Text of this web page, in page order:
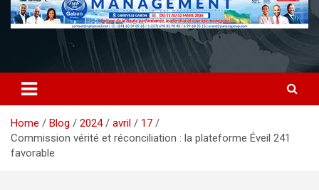
Home Blog 2024 avril
17
Commission vérité et réconciliation : la plateforme Éveil 241
favorable